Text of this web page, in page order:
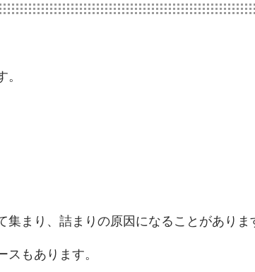
まり、詰まりの原因になることがありま
もあります。